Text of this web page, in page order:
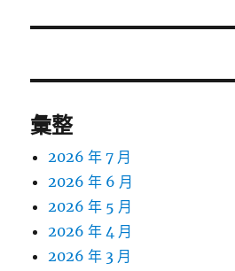
文
彙整
2026 年 7 月
2026 年 6 月
2026 年 5 月
2026 年 4 月
2026 年 3 月